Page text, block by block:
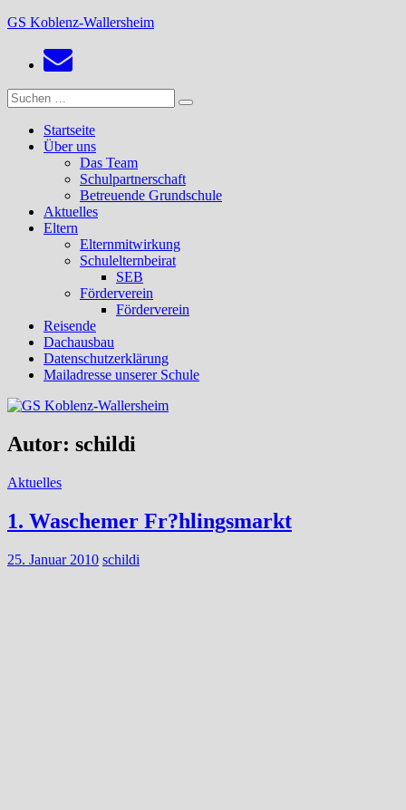
Zum
springen
GS Koblenz-Wallersheim
Suchen
nach:
Suchen
Startseite
Über uns
Das Team
Schulpartnerschaft
Betreuende Grundschule
Aktuelles
Eltern
Elternmitwirkung
Schulelternbeirat
SEB
Förderverein
Förderverein
Reisende
Dachausbau
Datenschutzerklärung
Mailadresse unserer Schule
Autor: schildi
Aktuelles
1. Waschemer Fr?hlingsmarkt
25. Januar 2010 schildi